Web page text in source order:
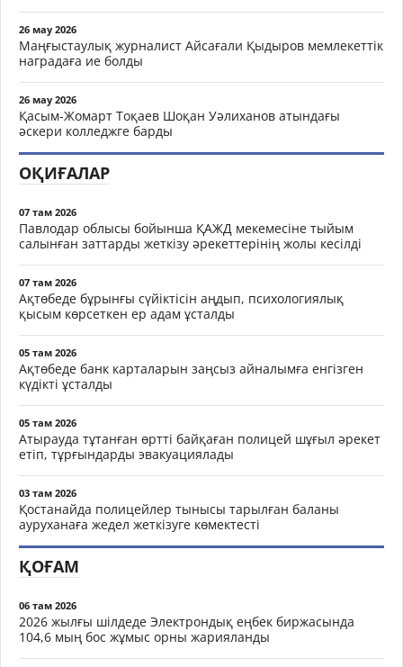
26 мау 2026
Маңғыстаулық журналист Айсағали Қыдыров мемлекеттік
наградаға ие болды
26 мау 2026
Қасым-Жомарт Тоқаев Шоқан Уәлиханов атындағы
әскери колледжге барды
ОҚИҒАЛАР
07 там 2026
Павлодар облысы бойынша ҚАЖД мекемесіне тыйым
салынған заттарды жеткізу әрекеттерінің жолы кесілді
07 там 2026
Ақтөбеде бұрынғы сүйіктісін аңдып, психологиялық
қысым көрсеткен ер адам ұсталды
05 там 2026
Ақтөбеде банк карталарын заңсыз айналымға енгізген
күдікті ұсталды
05 там 2026
Атырауда тұтанған өртті байқаған полицей шұғыл әрекет
етіп, тұрғындарды эвакуациялады
03 там 2026
Қостанайда полицейлер тынысы тарылған баланы
ауруханаға жедел жеткізуге көмектесті
ҚОҒАМ
06 там 2026
2026 жылғы шілдеде Электрондық еңбек биржасында
104,6 мың бос жұмыс орны жарияланды